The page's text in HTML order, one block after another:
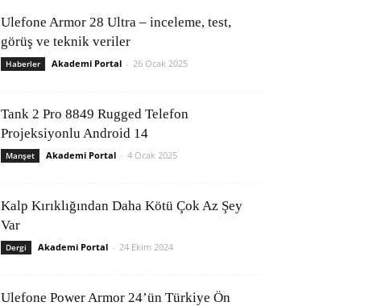
Ulefone Armor 28 Ultra – inceleme, test,
görüş ve teknik veriler
Haberler Akademi Portal - 26 Ocak 2025
Tank 2 Pro 8849 Rugged Telefon
Projeksiyonlu Android 14
Manşet Akademi Portal - 4 Ocak 2025
Kalp Kırıklığından Daha Kötü Çok Az Şey
Var
Dergi Akademi Portal - 24 Ekim 2024
Ulefone Power Armor 24’ün Türkiye Ön